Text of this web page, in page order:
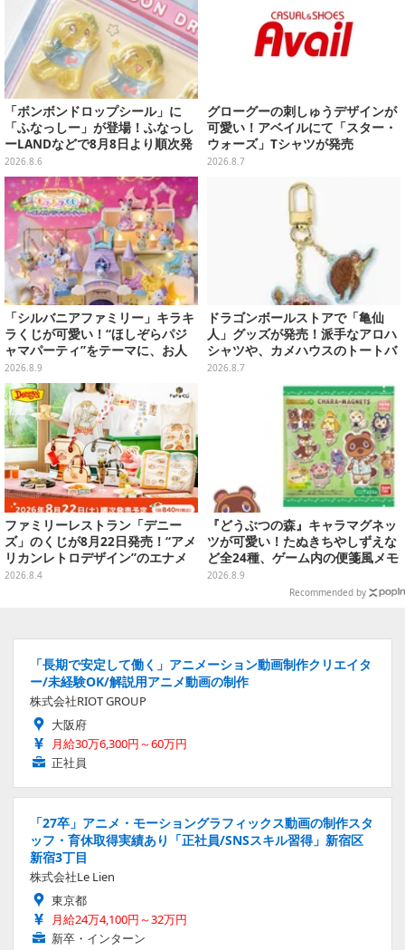
「ボンボンドロップシール」に
「ふなっしー」が登場！ふなっし
ーLANDなどで8月8日より順次発
売
2026.8.6
グローグーの刺しゅうデザインが
可愛い！アベイルにて「スター・
ウォーズ」Tシャツが発売
2026.8.7
「シルバニアファミリー」キラキ
ラくじが可愛い！“ほしぞらパジ
ャマパーティ”をテーマに、お人
形や建物がラインナップ
2026.8.9
ドラゴンボールストアで「亀仙
人」グッズが発売！派手なアロハ
シャツや、カメハウスのトートバ
ッグなど夏らしいアイテムがズラ
2026.8.7
ファミリーレストラン「デニー
ズ」のくじが8月22日発売！“アメ
リカンレトロデザイン”のエナメ
ルバッグやTシャツなど、日常使
2026.8.4
『どうぶつの森』キャラマグネッ
ツが可愛い！たぬきちやしずえな
ど全24種、ゲーム内の便箋風メモ
カード全10種も
2026.8.9
Recommended by
「長期で安定して働く」アニメーション動画制作クリエイタ
ー/未経験OK/解説用アニメ動画の制作
株式会社RIOT GROUP
大阪府
月給30万6,300円～60万円
正社員
「27卒」アニメ・モーショングラフィックス動画の制作スタ
ッフ・育休取得実績あり「正社員/SNSスキル習得」新宿区
新宿3丁目
株式会社Le Lien
東京都
月給24万4,100円～32万円
新卒・インターン